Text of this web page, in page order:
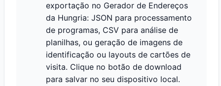
exportação no Gerador de Endereços
da Hungria: JSON para processamento
de programas, CSV para análise de
planilhas, ou geração de imagens de
identificação ou layouts de cartões de
visita. Clique no botão de download
para salvar no seu dispositivo local.